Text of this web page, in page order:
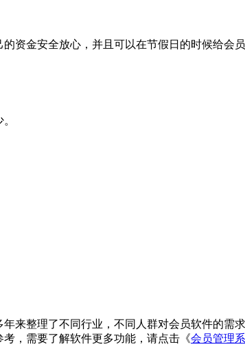
资金安全放心，并且可以在节假日的时候给会
来整理了不同行业，不同人群对会员软件的
，需要了解软件更多功能，请点击《会员管理